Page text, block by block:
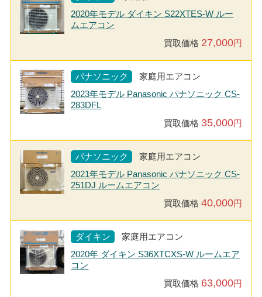
2020年モデル ダイキン S22XTES-W ルー
ムエアコン
買取価格 27,000円
パナソニック
家庭用エアコン
2023年モデル Panasonic パナソニック CS-
283DFL
買取価格 35,000円
パナソニック
家庭用エアコン
2021年モデル Panasonic パナソニック CS-
251DJ ルームエアコン
買取価格40,000円
ダイキン
家庭用エアコン
2020年 ダイキン S36XTCXS-W ルームエア
コン
買取価格 63,000円